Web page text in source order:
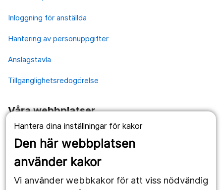
Hantera dina inställningar för kakor
Den här webbplatsen
använder kakor
Vi använder webbkakor för att viss nödvändig
Inloggning för anställda
Hantering av personuppgifter
Anslagstavla
Tillgänglighetsredogörelse
Våra webbplatser
1177.se
Länstrafiken